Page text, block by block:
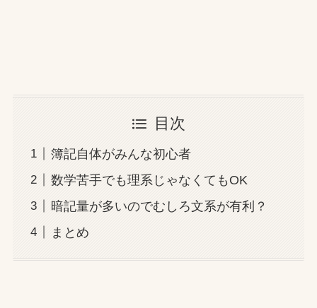
目次
簿記自体がみんな初心者
数学苦手でも理系じゃなくてもOK
暗記量が多いのでむしろ文系が有利？
まとめ